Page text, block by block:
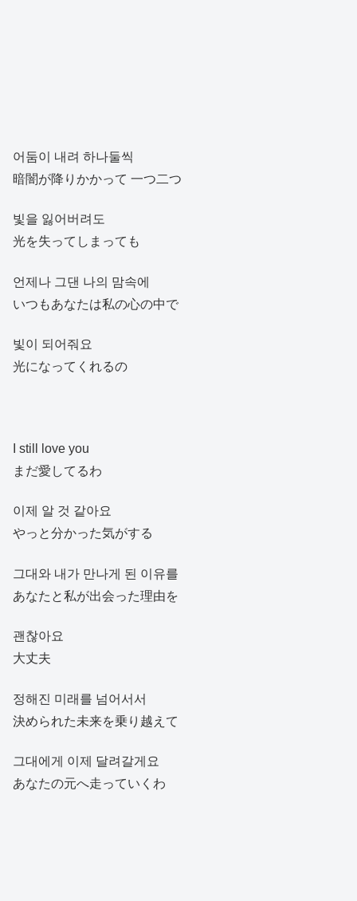
어둠이 내려 하나둘씩
暗闇が降りかかって 一つ二つ
빛을 잃어버려도
光を失ってしまっても
언제나 그댄 나의 맘속에
いつもあなたは私の心の中で
빛이 되어줘요
光になってくれるの
I still love you
まだ愛してるわ
이제 알 것 같아요
やっと分かった気がする
그대와 내가 만나게 된 이유를
あなたと私が出会った理由を
괜찮아요
大丈夫
정해진 미래를 넘어서서
決められた未来を乗り越えて
그대에게 이제 달려갈게요
あなたの元へ走っていくわ